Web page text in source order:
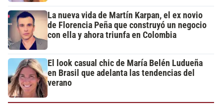
La nueva vida de Martín Karpan, el ex novio
de Florencia Peña que construyó un negocio
con ella y ahora triunfa en Colombia
El look casual chic de María Belén Ludueña
en Brasil que adelanta las tendencias del
verano